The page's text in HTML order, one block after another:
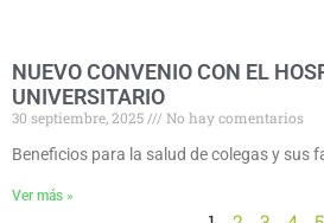
NUEVO CONVENIO CON EL
UNIVERSITARIO
30 septiembre, 2025
No hay comentarios
Beneficios para la salud de colegas y sus
Ver más »